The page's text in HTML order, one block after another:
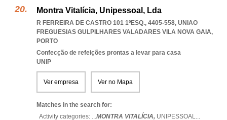
Montra Vitalícia, Unipessoal, Lda
R FERREIRA DE CASTRO 101 1ºESQ., 4405-558, UNIAO
FREGUESIAS GULPILHARES VALADARES VILA NOVA GAIA,
PORTO
Confecção de refeições prontas a levar para casa
UNIP
Ver empresa Ver no Mapa
Matches in the search for:
Activity categories: ...MONTRA VITALÍCIA, UNIPESSOAL...